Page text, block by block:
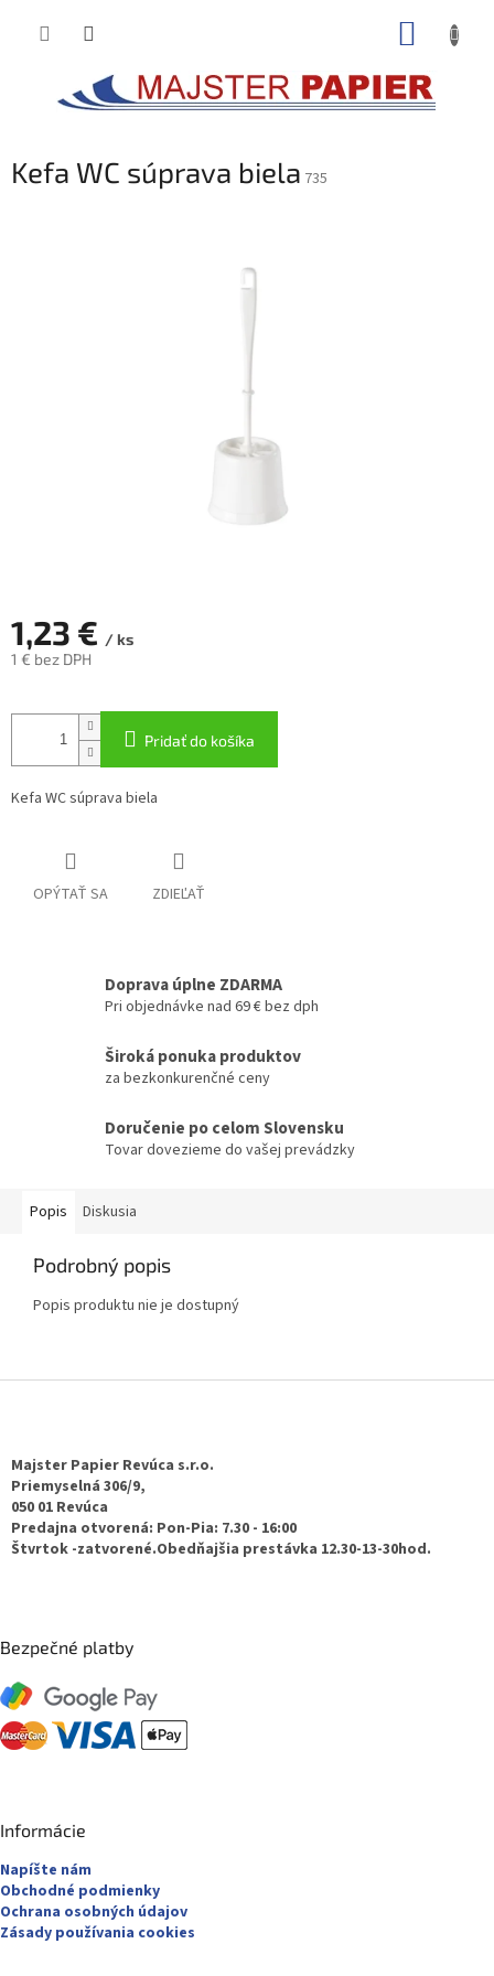
Kefa WC súprava biela 735
1,23 € / ks
1 € bez DPH
cena:
Pridať do košíka
Kefa WC súprava biela
OPÝTAŤ SA ZDIEĽAŤ
Doprava úplne ZDARMA
Pri objednávke nad 69 € bez dph
Široká ponuka produktov
za bezkonkurenčné ceny
Doručenie po celom Slovensku
Tovar dovezieme do vašej prevádzky
Popis Diskusia
Podrobný popis
Popis produktu nie je dostupný
Majster Papier Revúca s.r.o.
Priemyselná 306/9,
050 01 Revúca
Predajna otvorená: Pon-Pia: 7.30 - 16:00
Štvrtok -zatvorené.Obedňajšia prestávka 12.30-13-30hod.
Bezpečné platby
Informácie
Napíšte nám
Obchodné podmienky
Ochrana osobných údajov
Zásady používania cookies